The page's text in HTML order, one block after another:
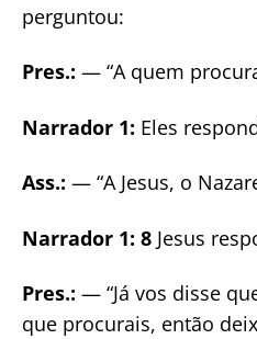
perguntou:
Pres.: — “A quem
Narrador 1: Eles
Ass.: — “A Jesus, o
Narrador 1: 8 Jesus
Pres.: — “Já vos disse
que procurais, então